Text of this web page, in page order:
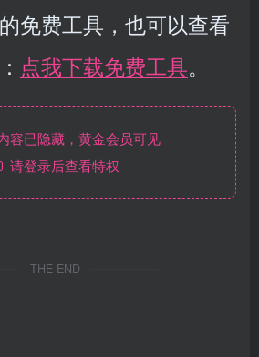
免费工具，也可以查看
点我下载免费工具。
已隐藏，黄金会员可见
请登录后查看特权
THE END